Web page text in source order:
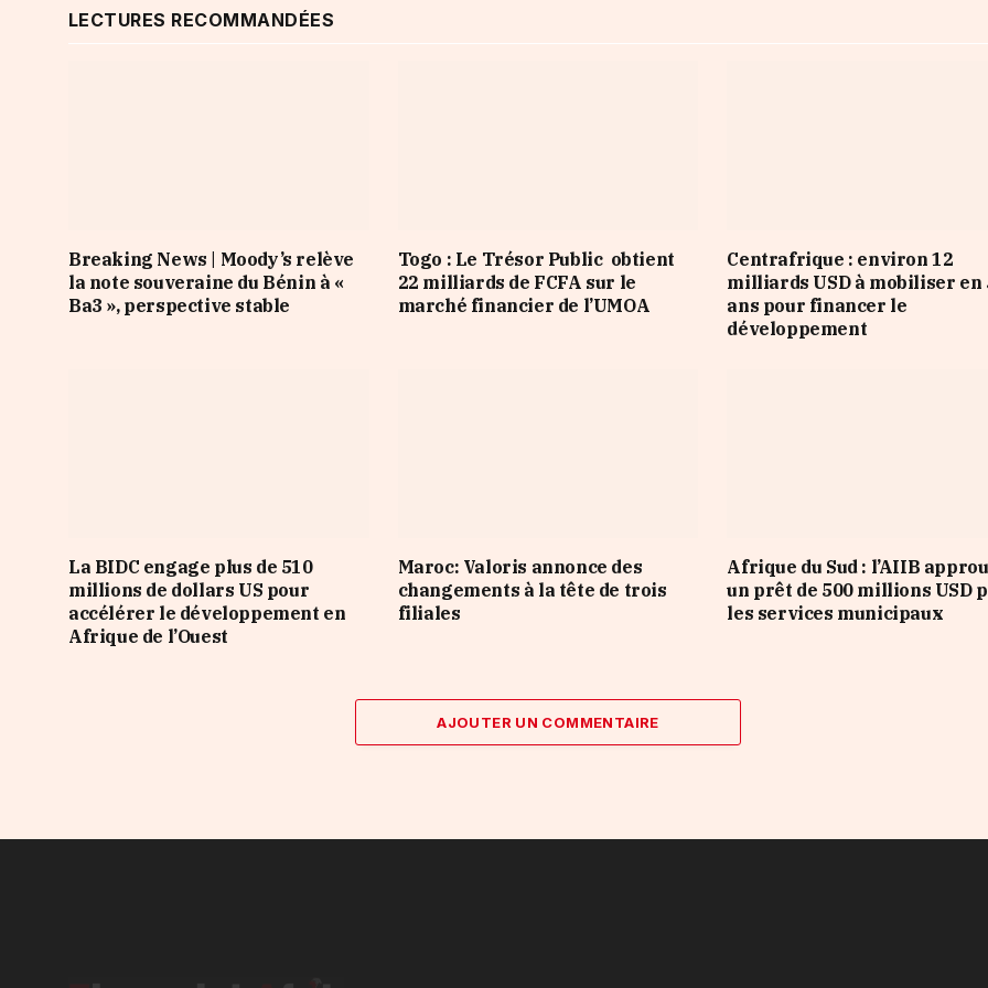
LECTURES RECOMMANDÉES
Breaking News | Moody’s relève
la note souveraine du Bénin à «
Ba3 », perspective stable
Togo : Le Trésor Public obtient
22 milliards de FCFA sur le
marché financier de l’UMOA
Centrafrique : environ 12
milliards USD à mobiliser en
ans pour financer le
développement
La BIDC engage plus de 510
millions de dollars US pour
accélérer le développement en
Afrique de l’Ouest
Maroc: Valoris annonce des
changements à la tête de trois
filiales
Afrique du Sud : l’AIIB
un prêt de 500 millions USD
les services municipaux
AJOUTER UN COMMENTAIRE